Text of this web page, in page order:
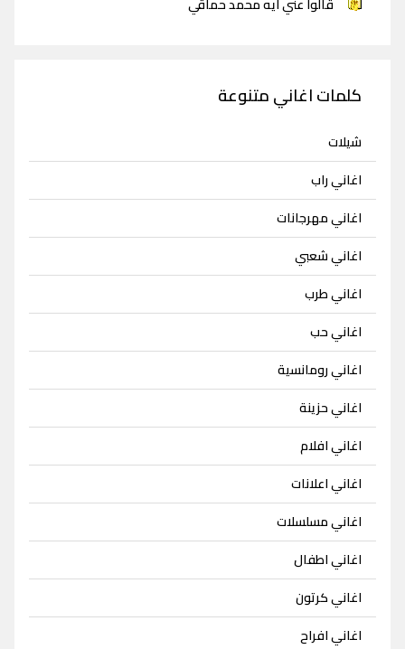
كلمات اغاني متنوعة
شيلات
اغاني راب
اغاني مهرجانات
اغاني شعبي
اغاني طرب
اغاني حب
اغاني رومانسية
اغاني حزينة
اغاني افلام
اغاني اعلانات
اغاني مسلسلات
اغاني اطفال
اغاني كرتون
اغاني افراح